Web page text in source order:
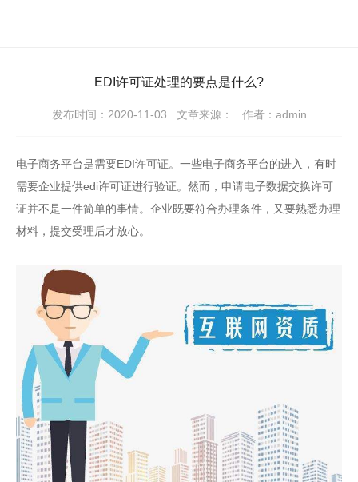
EDI许可证处理的要点是什么?
发布时间：2020-11-03 文章来源： 作者：admin
电子商务平台是需要EDI许可证。一些电子商务平台的进入，有时
需要企业提供edi许可证进行验证。然而，申请电子数据交换许可
证并不是一件简单的事情。企业既要符合办理条件，又要熟悉办理
材料，提交受理后才放心。